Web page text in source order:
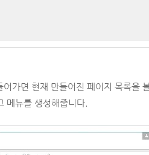
가면 현재 만들어진 페이지 목록을
메뉴를 생성해줍니다.